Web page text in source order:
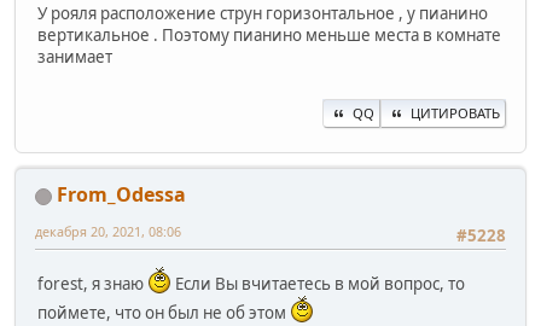
У рояля расположение струн горизонтальное , у пианино
вертикальное . Поэтому пианино меньше места в комнате
занимает
QQ ЦИТИРОВАТЬ
From_Odessa
#5228
декабря 20, 2021, 08:06
forest, я знаю
Если Вы вчитаетесь в мой вопрос, то
поймете, что он был не об этом